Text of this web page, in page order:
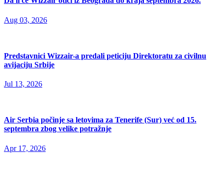
Aug 03, 2026
Predstavnici Wizzair-a predali peticiju Direktoratu za civilnu
avijaciju Srbije
Jul 13, 2026
Air Serbia počinje sa letovima za Tenerife (Sur) već od 15.
septembra zbog velike potražnje
Apr 17, 2026